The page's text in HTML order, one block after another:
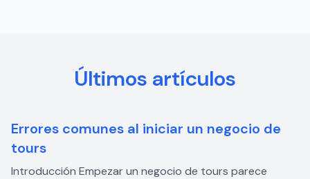
Últimos artículos
Errores comunes al iniciar un negocio de
tours
Introducción Empezar un negocio de tours parece